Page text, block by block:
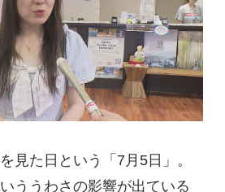
見た日という「7月5日」。
ううわさの影響が出ている